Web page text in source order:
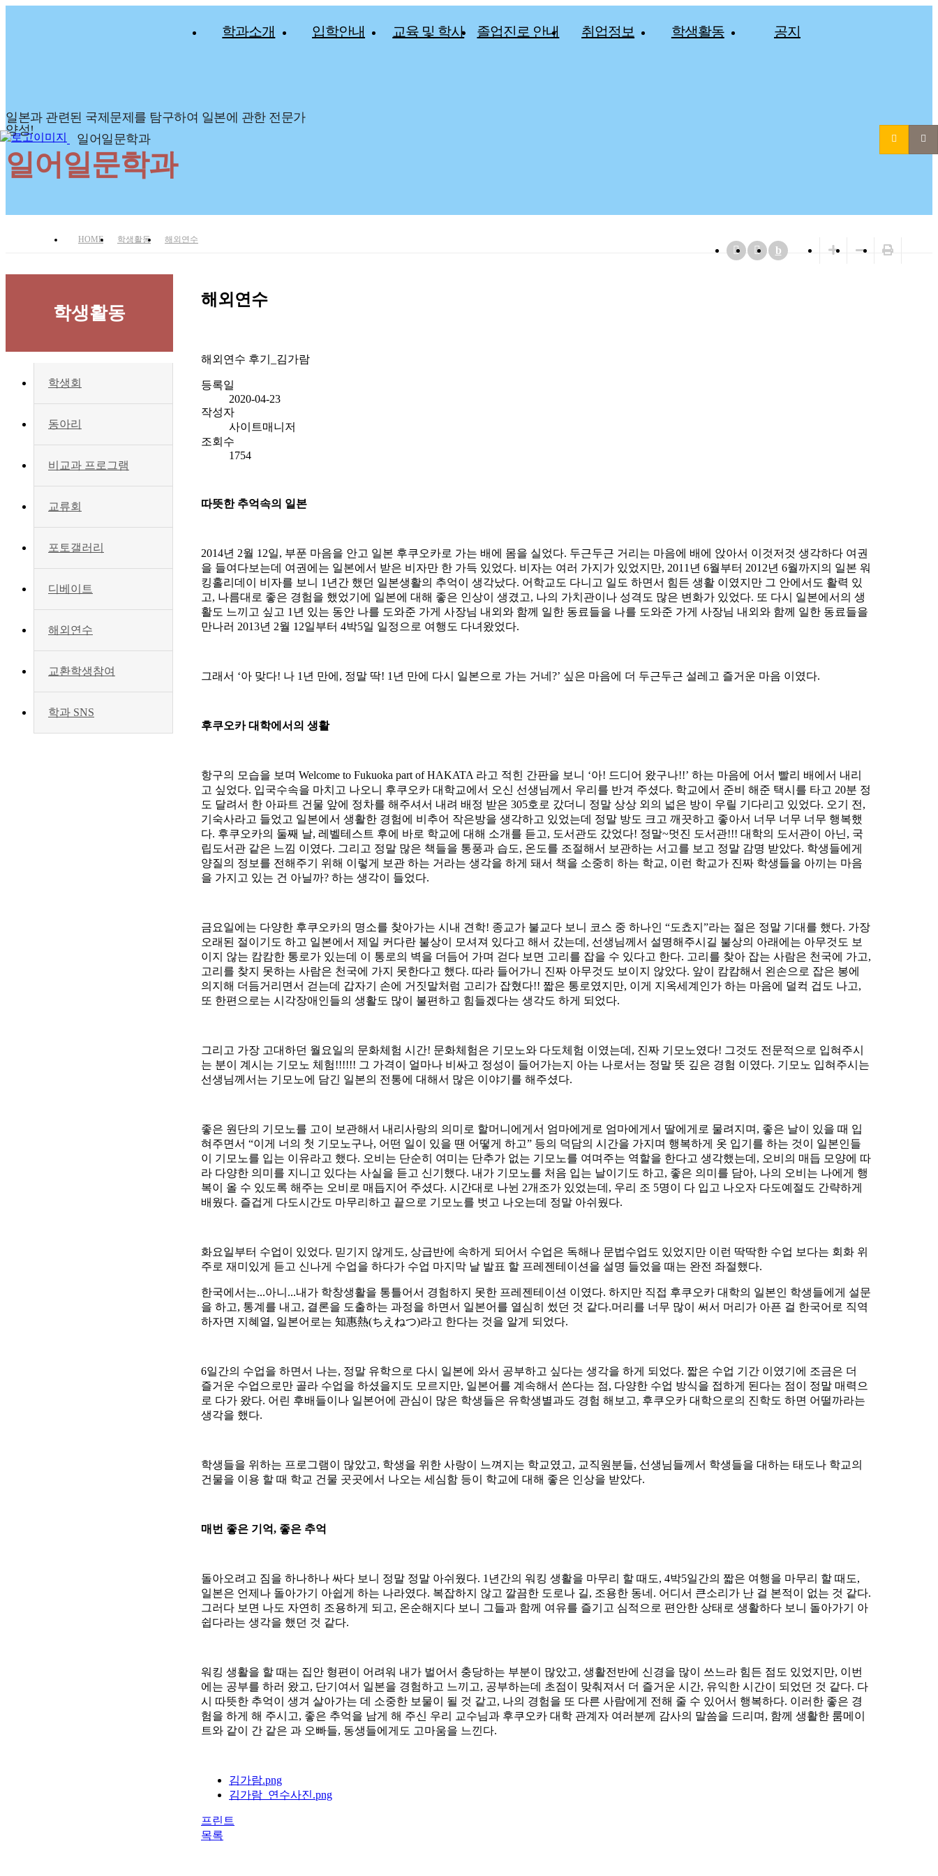
일어일문학과
학과소개 입학안내 교육 및 학사 졸업진로 안내 취업정보 학생활동 공지
일본과 관련된 국제문제를 탐구하여 일본에 관한 전문가
양성!
일어일문학과
HOME 학생활동 해외연수
b
학생활동
학생회
동아리
비교과 프로그램
교류회
포토갤러리
디베이트
해외연수
교환학생참여
학과 SNS
해외연수
해외연수 후기_김가람
등록일
2020-04-23
작성자
사이트매니저
조회수
1754
따뜻한 추억속의 일본
2014년 2월 12일, 부푼 마음을 안고 일본 후쿠오카로 가는 배에 몸을 실었다. 두근두근 거리는 마음에 배에 앉아서 이것저것 생각하다 여권
을 들여다보는데 여권에는 일본에서 받은 비자만 한 가득 있었다. 비자는 여러 가지가 있었지만, 2011년 6월부터 2012년 6월까지의 일본 워
킹홀리데이 비자를 보니 1년간 했던 일본생활의 추억이 생각났다. 어학교도 다니고 일도 하면서 힘든 생활 이였지만 그 안에서도 활력 있
고, 나름대로 좋은 경험을 했었기에 일본에 대해 좋은 인상이 생겼고, 나의 가치관이나 성격도 많은 변화가 있었다. 또 다시 일본에서의 생
활도 느끼고 싶고 1년 있는 동안 나를 도와준 가게 사장님 내외와 함께 일한 동료들을 나를 도와준 가게 사장님 내외와 함께 일한 동료들을
만나러 2013년 2월 12일부터 4박5일 일정으로 여행도 다녀왔었다.
그래서 ‘아 맞다! 나 1년 만에, 정말 딱! 1년 만에 다시 일본으로 가는 거네?’ 싶은 마음에 더 두근두근 설레고 즐거운 마음 이였다.
후쿠오카 대학에서의 생활
항구의 모습을 보며 Welcome to Fukuoka part of HAKATA 라고 적힌 간판을 보니 ‘아! 드디어 왔구나!!’ 하는 마음에 어서 빨리 배에서 내리
고 싶었다. 입국수속을 마치고 나오니 후쿠오카 대학교에서 오신 선생님께서 우리를 반겨 주셨다. 학교에서 준비 해준 택시를 타고 20분 정
도 달려서 한 아파트 건물 앞에 정차를 해주셔서 내려 배정 받은 305호로 갔더니 정말 상상 외의 넓은 방이 우릴 기다리고 있었다. 오기 전,
기숙사라고 들었고 일본에서 생활한 경험에 비추어 작은방을 생각하고 있었는데 정말 방도 크고 깨끗하고 좋아서 너무 너무 너무 행복했
다. 후쿠오카의 둘째 날, 레벨테스트 후에 바로 학교에 대해 소개를 듣고, 도서관도 갔었다! 정말~멋진 도서관!!! 대학의 도서관이 아닌, 국
립도서관 같은 느낌 이였다. 그리고 정말 많은 책들을 통풍과 습도, 온도를 조절해서 보관하는 서고를 보고 정말 감명 받았다. 학생들에게
양질의 정보를 전해주기 위해 이렇게 보관 하는 거라는 생각을 하게 돼서 책을 소중히 하는 학교, 이런 학교가 진짜 학생들을 아끼는 마음
을 가지고 있는 건 아닐까? 하는 생각이 들었다.
금요일에는 다양한 후쿠오카의 명소를 찾아가는 시내 견학! 종교가 불교다 보니 코스 중 하나인 “도쵸지”라는 절은 정말 기대를 했다. 가장
오래된 절이기도 하고 일본에서 제일 커다란 불상이 모셔져 있다고 해서 갔는데, 선생님께서 설명해주시길 불상의 아래에는 아무것도 보
이지 않는 캄캄한 통로가 있는데 이 통로의 벽을 더듬어 가며 걷다 보면 고리를 잡을 수 있다고 한다. 고리를 찾아 잡는 사람은 천국에 가고,
고리를 찾지 못하는 사람은 천국에 가지 못한다고 했다. 따라 들어가니 진짜 아무것도 보이지 않았다. 앞이 캄캄해서 왼손으로 잡은 봉에
의지해 더듬거리면서 걷는데 갑자기 손에 거짓말처럼 고리가 잡혔다!! 짧은 통로였지만, 이게 지옥세계인가 하는 마음에 덜컥 겁도 나고,
또 한편으로는 시각장애인들의 생활도 많이 불편하고 힘들겠다는 생각도 하게 되었다.
그리고 가장 고대하던 월요일의 문화체험 시간! 문화체험은 기모노와 다도체험 이였는데, 진짜 기모노였다! 그것도 전문적으로 입혀주시
는 분이 계시는 기모노 체험!!!!!! 그 가격이 얼마나 비싸고 정성이 들어가는지 아는 나로서는 정말 뜻 깊은 경험 이였다. 기모노 입혀주시는
선생님께서는 기모노에 담긴 일본의 전통에 대해서 많은 이야기를 해주셨다.
좋은 원단의 기모노를 고이 보관해서 내리사랑의 의미로 할머니에게서 엄마에게로 엄마에게서 딸에게로 물려지며, 좋은 날이 있을 때 입
혀주면서 “이게 너의 첫 기모노구나, 어떤 일이 있을 땐 어떻게 하고” 등의 덕담의 시간을 가지며 행복하게 옷 입기를 하는 것이 일본인들
이 기모노를 입는 이유라고 했다. 오비는 단순히 여미는 단추가 없는 기모노를 여며주는 역할을 한다고 생각했는데, 오비의 매듭 모양에 따
라 다양한 의미를 지니고 있다는 사실을 듣고 신기했다. 내가 기모노를 처음 입는 날이기도 하고, 좋은 의미를 담아, 나의 오비는 나에게 행
복이 올 수 있도록 해주는 오비로 매듭지어 주셨다. 시간대로 나뉜 2개조가 있었는데, 우리 조 5명이 다 입고 나오자 다도예절도 간략하게
배웠다. 즐겁게 다도시간도 마무리하고 끝으로 기모노를 벗고 나오는데 정말 아쉬웠다.
화요일부터 수업이 있었다. 믿기지 않게도, 상급반에 속하게 되어서 수업은 독해나 문법수업도 있었지만 이런 딱딱한 수업 보다는 회화 위
주로 재미있게 듣고 신나게 수업을 하다가 수업 마지막 날 발표 할 프레젠테이션을 설명 들었을 때는 완전 좌절했다.
한국에서는...아니...내가 학창생활을 통틀어서 경험하지 못한 프레젠테이션 이였다. 하지만 직접 후쿠오카 대학의 일본인 학생들에게 설문
을 하고, 통계를 내고, 결론을 도출하는 과정을 하면서 일본어를 열심히 썼던 것 같다.머리를 너무 많이 써서 머리가 아픈 걸 한국어로 직역
하자면 지혜열, 일본어로는 知惠熱(ちえねつ)라고 한다는 것을 알게 되었다.
6일간의 수업을 하면서 나는, 정말 유학으로 다시 일본에 와서 공부하고 싶다는 생각을 하게 되었다. 짧은 수업 기간 이였기에 조금은 더
즐거운 수업으로만 골라 수업을 하셨을지도 모르지만, 일본어를 계속해서 쓴다는 점, 다양한 수업 방식을 접하게 된다는 점이 정말 매력으
로 다가 왔다. 어린 후배들이나 일본어에 관심이 많은 학생들은 유학생별과도 경험 해보고, 후쿠오카 대학으로의 진학도 하면 어떨까라는
생각을 했다.
학생들을 위하는 프로그램이 많았고, 학생을 위한 사랑이 느껴지는 학교였고, 교직원분들, 선생님들께서 학생들을 대하는 태도나 학교의
건물을 이용 할 때 학교 건물 곳곳에서 나오는 세심함 등이 학교에 대해 좋은 인상을 받았다.
매번 좋은 기억, 좋은 추억
돌아오려고 짐을 하나하나 싸다 보니 정말 정말 아쉬웠다. 1년간의 워킹 생활을 마무리 할 때도, 4박5일간의 짧은 여행을 마무리 할 때도,
일본은 언제나 돌아가기 아쉽게 하는 나라였다. 복잡하지 않고 깔끔한 도로나 길, 조용한 동네. 어디서 큰소리가 난 걸 본적이 없는 것 같다.
그러다 보면 나도 자연히 조용하게 되고, 온순해지다 보니 그들과 함께 여유를 즐기고 심적으로 편안한 상태로 생활하다 보니 돌아가기 아
쉽다라는 생각을 했던 것 같다.
워킹 생활을 할 때는 집안 형편이 어려워 내가 벌어서 충당하는 부분이 많았고, 생활전반에 신경을 많이 쓰느라 힘든 점도 있었지만, 이번
에는 공부를 하러 왔고, 단기여서 일본을 경험하고 느끼고, 공부하는데 초점이 맞춰져서 더 즐거운 시간, 유익한 시간이 되었던 것 같다. 다
시 따뜻한 추억이 생겨 살아가는 데 소중한 보물이 될 것 같고, 나의 경험을 또 다른 사람에게 전해 줄 수 있어서 행복하다. 이러한 좋은 경
험을 하게 해 주시고, 좋은 추억을 남게 해 주신 우리 교수님과 후쿠오카 대학 관계자 여러분께 감사의 말씀을 드리며, 함께 생활한 룸메이
트와 같이 간 같은 과 오빠들, 동생들에게도 고마움을 느낀다.
김가람.png
김가람_연수사진.png
프린트
목록